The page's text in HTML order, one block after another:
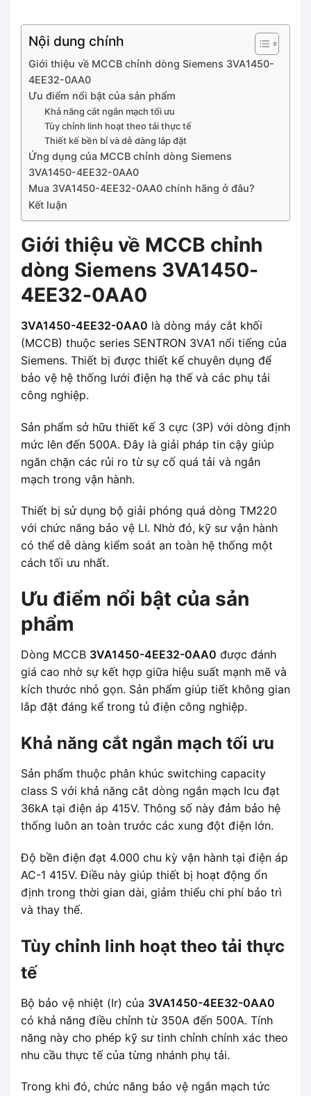
Nội dung chính
Giới thiệu về MCCB chỉnh dòng Siemens 3VA1450-
4EE32-0AA0
Ưu điểm nổi bật của sản phẩm
Khả năng cắt ngắn mạch tối ưu
Tùy chỉnh linh hoạt theo tải thực tế
Thiết kế bền bỉ và dễ dàng lắp đặt
Ứng dụng của MCCB chỉnh dòng Siemens
3VA1450-4EE32-0AA0
Mua 3VA1450-4EE32-0AA0 chính hãng ở đâu?
Kết luận
Giới thiệu về MCCB chỉnh
dòng Siemens 3VA1450-
4EE32-0AA0
3VA1450-4EE32-0AA0 là dòng máy cắt khối
(MCCB) thuộc series SENTRON 3VA1 nổi tiếng của
Siemens. Thiết bị được thiết kế chuyên dụng để
bảo vệ hệ thống lưới điện hạ thế và các phụ tải
công nghiệp.
Sản phẩm sở hữu thiết kế 3 cực (3P) với dòng định
mức lên đến 500A. Đây là giải pháp tin cậy giúp
ngăn chặn các rủi ro từ sự cố quá tải và ngắn
mạch trong vận hành.
Thiết bị sử dụng bộ giải phóng quá dòng TM220
với chức năng bảo vệ LI. Nhờ đó, kỹ sư vận hành
có thể dễ dàng kiểm soát an toàn hệ thống một
cách tối ưu nhất.
Ưu điểm nổi bật của sản
phẩm
Dòng MCCB 3VA1450-4EE32-0AA0 được đánh
giá cao nhờ sự kết hợp giữa hiệu suất mạnh mẽ và
kích thước nhỏ gọn. Sản phẩm giúp tiết không gian
lắp đặt đáng kể trong tủ điện công nghiệp.
Khả năng cắt ngắn mạch tối ưu
Sản phẩm thuộc phân khúc switching capacity
class S với khả năng cắt dòng ngắn mạch Icu đạt
36kA tại điện áp 415V. Thông số này đảm bảo hệ
thống luôn an toàn trước các xung đột điện lớn.
Độ bền điện đạt 4.000 chu kỳ vận hành tại điện áp
AC-1 415V. Điều này giúp thiết bị hoạt động ổn
định trong thời gian dài, giảm thiểu chi phí bảo trì
và thay thế.
Tùy chỉnh linh hoạt theo tải thực
tế
Bộ bảo vệ nhiệt (Ir) của 3VA1450-4EE32-0AA0
có khả năng điều chỉnh từ 350A đến 500A. Tính
năng này cho phép kỹ sư tinh chỉnh chính xác theo
nhu cầu thực tế của từng nhánh phụ tải.
Trong khi đó, chức năng bảo vệ ngắn mạch tức